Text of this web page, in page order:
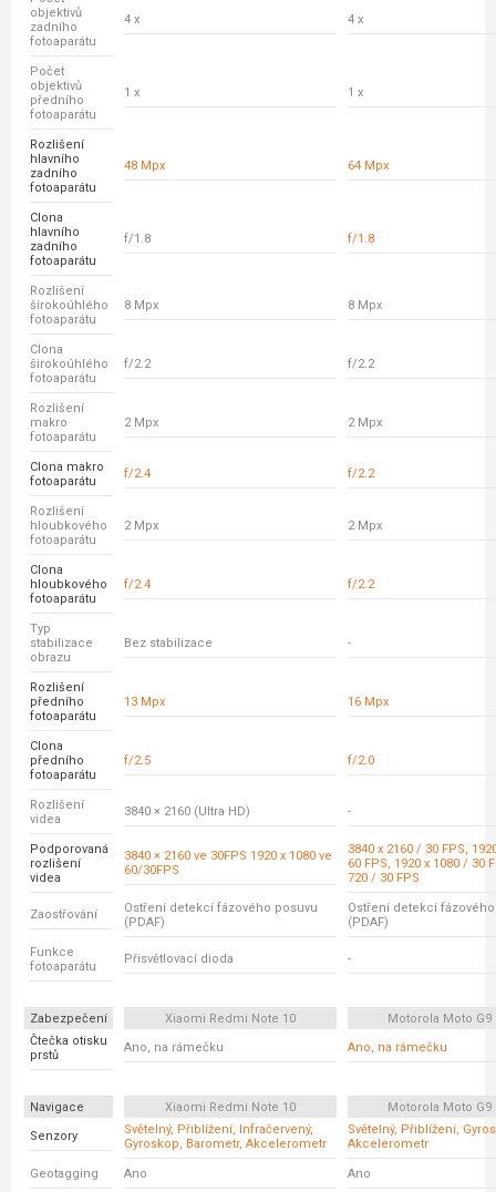
objektivů
zadního
fotoaparátu
4 x 4 x
Počet
objektivů
předního
fotoaparátu
1 x 1 x
Rozlišení
hlavního
zadního
fotoaparátu
48 Mpx 64 Mpx
Clona
hlavního
zadního
fotoaparátu
f/1.8 f/1.8
Rozlišení
širokoúhlého
fotoaparátu
8 Mpx 8 Mpx
Clona
širokoúhlého
fotoaparátu
f/2.2 f/2.2
Rozlišení
makro
fotoaparátu
2 Mpx 2 Mpx
Clona makro
fotoaparátu
f/2.4 f/2.2
Rozlišení
hloubkového
fotoaparátu
2 Mpx 2 Mpx
Clona
hloubkového
fotoaparátu
f/2.4 f/2.2
Typ
stabilizace
obrazu
Bez stabilizace -
Rozlišení
předního
fotoaparátu
13 Mpx 16 Mpx
Clona
předního
fotoaparátu
f/2.5 f/2.0
Rozlišení
videa
3840 × 2160 (Ultra HD) -
Podporovaná
rozlišení
videa
3840 × 2160 ve 30FPS 1920 x 1080 ve
60/30FPS
3840 x 2160 / 30 FPS,
60 FPS, 1920 x 1080 / 30
720 / 30 FPS
Zaostřování
Ostření detekcí fázového posuvu
(PDAF)
Ostření detekcí
(PDAF)
Funkce
fotoaparátu
Přisvětlovací dioda -
Zabezpečení Xiaomi Redmi Note 10
Motorola Moto G9
Čtečka otisku
prstů
Ano, na rámečku Ano, na rámečku
Navigace Xiaomi Redmi Note 10
Motorola Moto G9
Senzory
Světelný, Přiblížení, Infračervený,
Gyroskop, Barometr, Akcelerometr
Světelný, Přiblížení,
Akcelerometr
Geotagging Ano Ano